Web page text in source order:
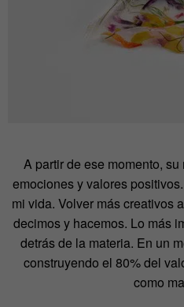
A partir de ese momento,
emociones y valores
mi vida. Volver más creativos
decimos y hacemos. Lo más
detrás de la materia. En un
construyendo el 80% del
como